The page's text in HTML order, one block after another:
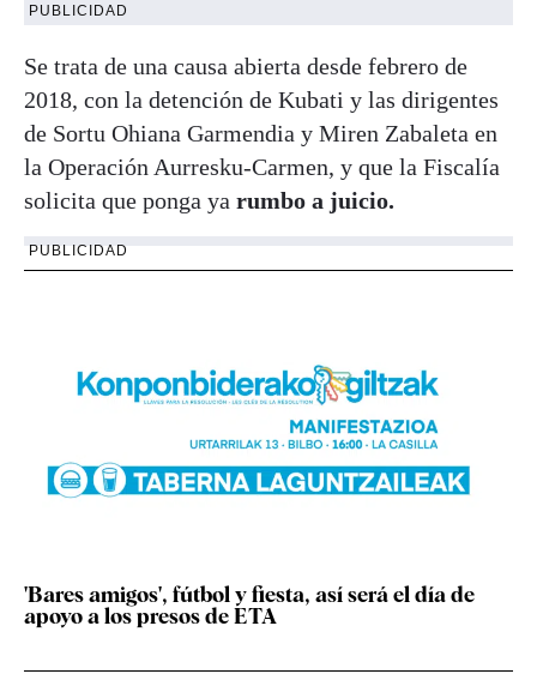
PUBLICIDAD
Se trata de una causa abierta desde febrero de
2018, con la detención de Kubati y las dirigentes
de Sortu Ohiana Garmendia y Miren Zabaleta en
la Operación Aurresku-Carmen, y que la Fiscalía
solicita que ponga ya rumbo a juicio.
PUBLICIDAD
'Bares amigos', fútbol y fiesta, así será el día de
apoyo a los presos de ETA